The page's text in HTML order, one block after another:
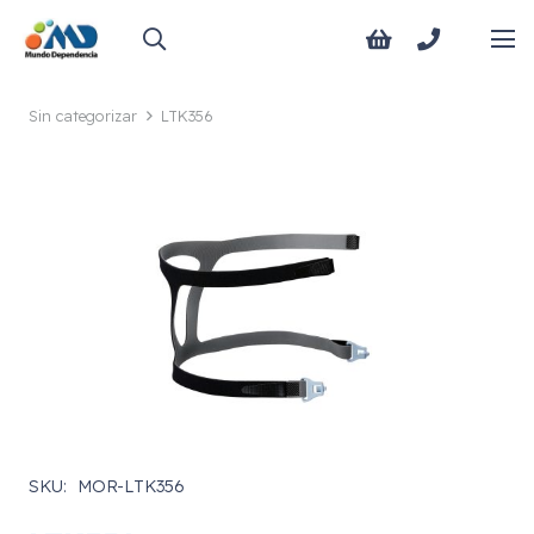
Sin categorizar LTK356
SKU: MOR-LTK356